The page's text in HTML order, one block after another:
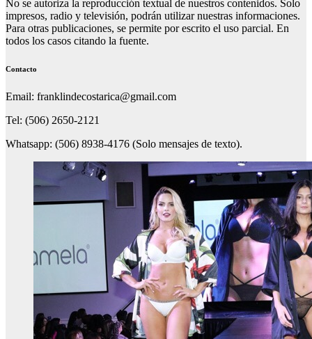
No se autoriza la reproducción textual de nuestros contenidos. Solo
impresos, radio y televisión, podrán utilizar nuestras informaciones.
Para otras publicaciones, se permite por escrito el uso parcial. En
todos los casos citando la fuente.
Contacto
Email: franklindecostarica@gmail.com
Tel: (506) 2650-2121
Whatsapp: (506) 8938-4176 (Solo mensajes de texto).